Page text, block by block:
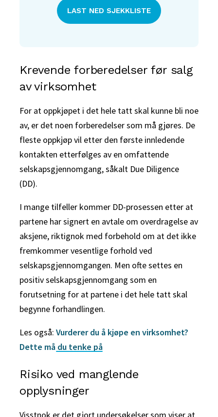
LAST NED SJEKKLISTE
Krevende forberedelser før salg
av virksomhet
For at oppkjøpet i det hele tatt skal kunne bli noe
av, er det noen forberedelser som må gjøres. De
fleste oppkjøp vil etter den første innledende
kontakten etterfølges av en omfattende
selskapsgjennomgang, såkalt Due Diligence
(DD).
I mange tilfeller kommer DD-prosessen etter at
partene har signert en avtale om overdragelse av
aksjene, riktignok med forbehold om at det ikke
fremkommer vesentlige forhold ved
selskapsgjennomgangen. Men ofte settes en
positiv selskapsgjennomgang som en
forutsetning for at partene i det hele tatt skal
begynne forhandlingen.
Les også: Vurderer du å kjøpe en virksomhet?
Dette må du tenke på
Risiko ved manglende
opplysninger
Visstnok er det gjort undersøkelser som viser at